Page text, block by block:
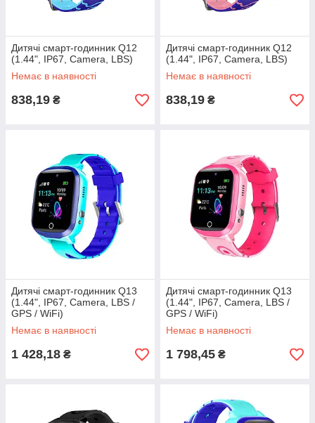
Дитячі смарт-годинник Q12
(1.44", IP67, Camera, LBS)
Немає в наявності
838,19 ₴
Дитячі смарт-годинник Q12
(1.44", IP67, Camera, LBS)
Немає в наявності
838,19 ₴
Дитячі смарт-годинник Q13
(1.44", IP67, Camera, LBS /
GPS / WiFi)
Немає в наявності
1 428,18 ₴
Дитячі смарт-годинник Q13
(1.44", IP67, Camera, LBS /
GPS / WiFi)
Немає в наявності
1 798,45 ₴